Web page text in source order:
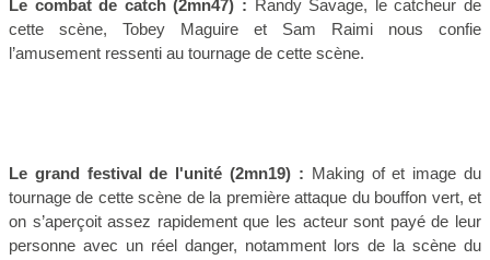
Le combat de catch(2mn47) : Randy Savage, le catcheur de
cette scène, Tobey Maguire et Sam Raimi nous confie
l’amusement ressenti au tournage de cette scène.
Le grand festival de l'unité(2mn19) : Making of et image du
tournage de cette scène de la première attaque du bouffon vert, et
on s’aperçoit assez rapidement que les acteur sont payé de leur
personne avec un réel danger, notamment lors de la scène du